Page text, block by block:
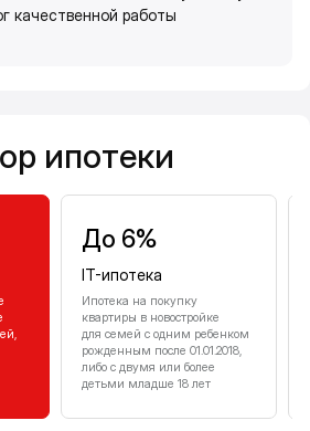
качественной работы
ипотеки
До 6%
IT-ипотека
Ипотека на покупку
квартиры в новостройке
для семей с одним ребенком
рожденным после 01.01.2018,
либо с двумя или более
детьми младше 18 лет